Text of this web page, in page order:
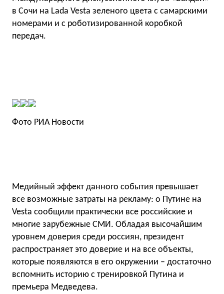
в Сочи на Lada Vesta зеленого цвета с самарскими
номерами и с роботизированной коробкой
передач.
Фото РИА Новости
Медийный эффект данного события превышает
все возможные затраты на рекламу: о Путине на
Vesta сообщили практически все российские и
многие зарубежные СМИ. Обладая высочайшим
уровнем доверия среди россиян, президент
распространяет это доверие и на все объекты,
которые появляются в его окружении – достаточно
вспомнить историю с тренировкой Путина и
премьера Медведева.